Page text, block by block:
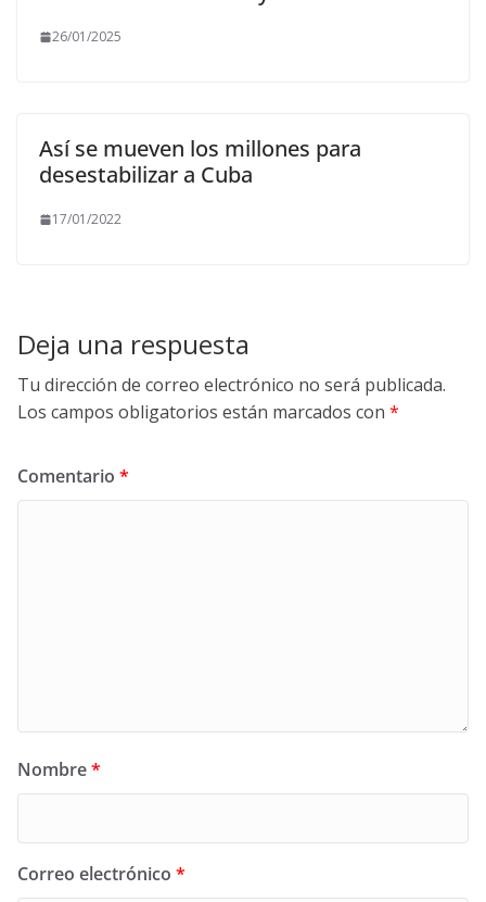
26/01/2025
Así se mueven los millones para
desestabilizar a Cuba
17/01/2022
Deja una respuesta
Tu dirección de correo electrónico no será publicada.
Los campos obligatorios están marcados con *
Comentario *
Nombre*
Correo electrónico *